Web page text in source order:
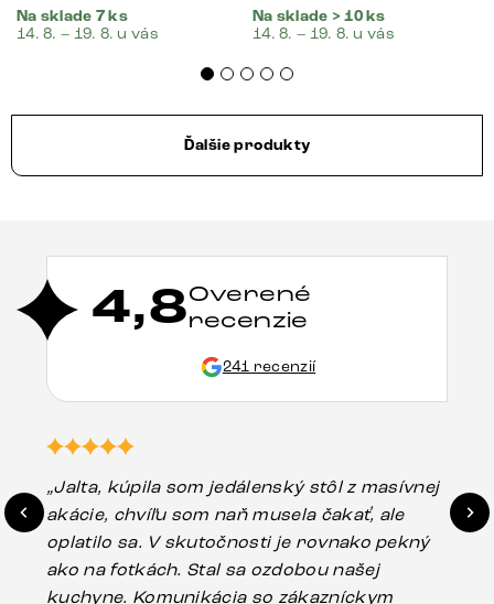
Na sklade 7 ks
14. 8. – 19. 8. u vás
Na sklade > 10 ks
14. 8. – 19. 8. u vás
Ďalšie produkty
4,8Overené
recenzie
241 recenzií
„Jalta, kúpila som jedálenský stôl z masívnej
akácie, chvíľu som naň musela čakať, ale
oplatilo sa. V skutočnosti je rovnako pekný
ako na fotkách. Stal sa ozdobou našej
kuchyne. Komunikácia so zákazníckym